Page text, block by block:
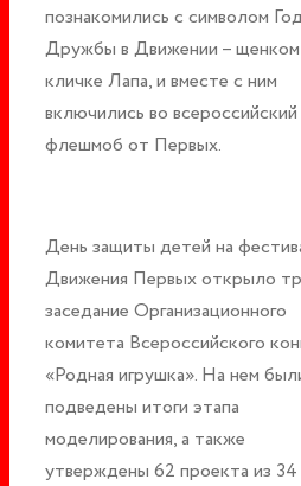
познакомились с символом
Дружбы в Движении –
кличке Лапа, и вместе с ним
включились во всероссийский
флешмоб от Первых.
День защиты детей на
Движения Первых открыло
заседание Организационного
комитета Всероссийского
«Родная игрушка». На нем
подведены итоги этапа
моделирования, а также
утверждены 62 проекта из 34